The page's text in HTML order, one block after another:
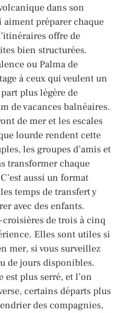
dans son
aiment préparer chaque
offre de
bien structurées.
ou Palma de
à ceux qui veulent un
plus légère de
de vacances balnéaires.
de mer et les escales
lourde rendent cette
les groupes d’amis et
transformer chaque
aussi un format
temps de transfert y
avec des enfants.
de trois à cinq
Elles sont utiles si
mer, si vous surveillez
de jours disponibles.
plus serré, et l’on
certains départs plus
des compagnies,